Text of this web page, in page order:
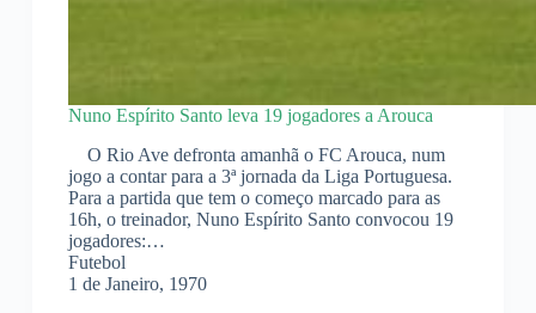
Nuno Espírito Santo leva 19 jogadores a Arouca
O Rio Ave defronta amanhã o FC Arouca, num
jogo a contar para a 3ª jornada da Liga Portuguesa.
Para a partida que tem o começo marcado para as
16h, o treinador, Nuno Espírito Santo convocou 19
jogadores:…
Futebol
1 de Janeiro, 1970